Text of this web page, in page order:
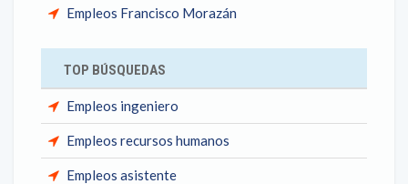
Empleos Francisco Morazán
TOP BÚSQUEDAS
Empleos ingeniero
Empleos recursos humanos
Empleos asistente